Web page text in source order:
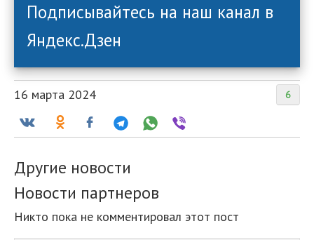
Подписывайтесь на наш канал в
Яндекс.Дзен
6
16 марта 2024
Другие новости
Новости партнеров
Никто пока не комментировал этот пост